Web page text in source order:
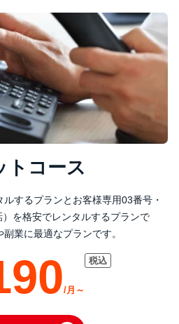
トコース
するプランとお客様専用03番号・
を格安でレンタルするプランで
業に最適なプランです。